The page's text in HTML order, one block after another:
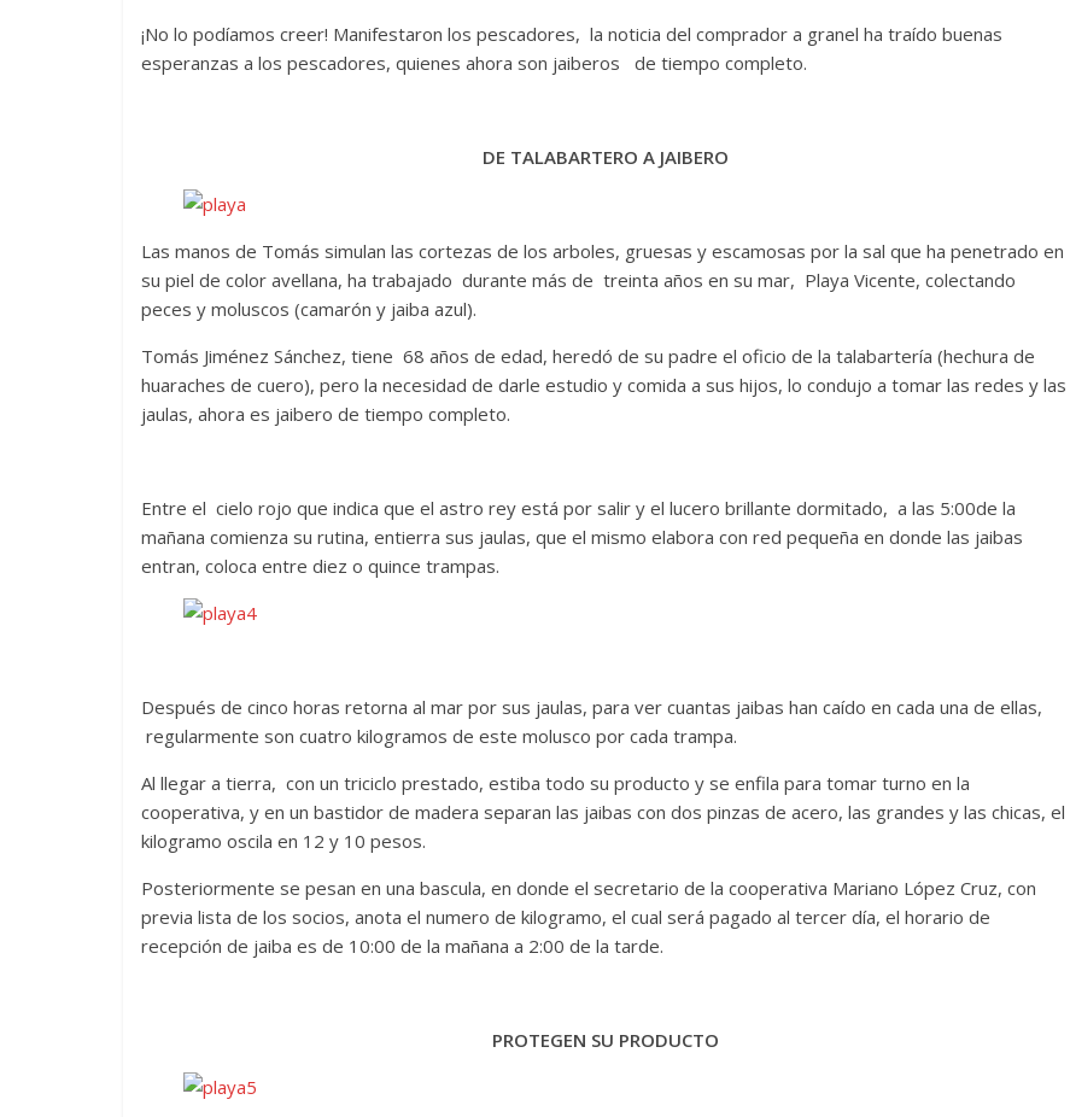
¡No lo podíamos creer! Manifestaron los pescadores, la noticia del comprador a granel ha traído buenas
esperanzas a los pescadores, quienes ahora son jaiberos de tiempo completo.
DE TALABARTERO A JAIBERO
Las manos de Tomás simulan las cortezas de los arboles, gruesas y escamosas por la sal que ha penetrado en
su piel de color avellana, ha trabajado durante más de treinta años en su mar, Playa Vicente, colectando
peces y moluscos (camarón y jaiba azul).
Tomás Jiménez Sánchez, tiene 68 años de edad, heredó de su padre el oficio de la talabartería (hechura de
huaraches de cuero), pero la necesidad de darle estudio y comida a sus hijos, lo condujo a tomar las redes y las
jaulas, ahora es jaibero de tiempo completo.
Entre el cielo rojo que indica que el astro rey está por salir y el lucero brillante dormitado, a las 5:00de la
mañana comienza su rutina, entierra sus jaulas, que el mismo elabora con red pequeña en donde las jaibas
entran, coloca entre diez o quince trampas.
Después de cinco horas retorna al mar por sus jaulas, para ver cuantas jaibas han caído en cada una de ellas,
regularmente son cuatro kilogramos de este molusco por cada trampa.
Al llegar a tierra, con un triciclo prestado, estiba todo su producto y se enfila para tomar turno en la
cooperativa, y en un bastidor de madera separan las jaibas con dos pinzas de acero, las grandes y las chicas, el
kilogramo oscila en 12 y 10 pesos.
Posteriormente se pesan en una bascula, en donde el secretario de la cooperativa Mariano López Cruz, con
previa lista de los socios, anota el numero de kilogramo, el cual será pagado al tercer día, el horario de
recepción de jaiba es de 10:00 de la mañana a 2:00 de la tarde.
PROTEGEN SU PRODUCTO